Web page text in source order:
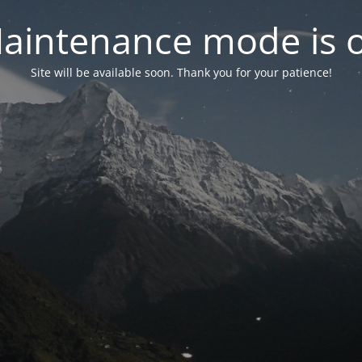
mode is
Site will be available soon. Thank you for your patience!